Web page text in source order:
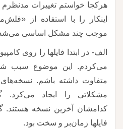
هرکجا خواستم تغییرات مدنظرم
اینکار را با استفاده از
موجب چند مشکل اساسی
الف- در ابتدا فایلها را روی
می‌کردم. این موضوع سبب
متفاوت داشته باشم. نسخه‌های
مشکلاتی را ایجاد
کدامشان آخرین نسخه هستند.
فایلها زمان‌بر و سخت بود.